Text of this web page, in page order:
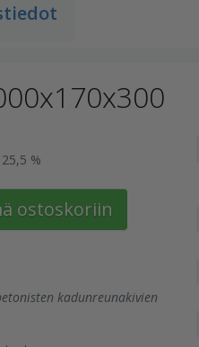
%
ostoskoriin
kadunreunakivien